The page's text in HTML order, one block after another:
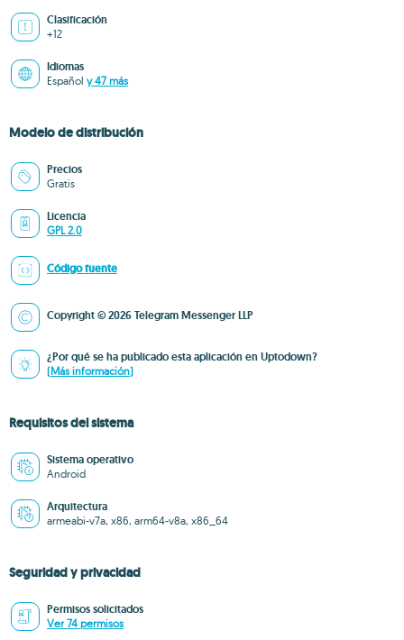
Clasificación
+12
Idiomas
Español y 47 más
Modelo de distribución
Precios
Gratis
Licencia
GPL 2.0
Código fuente
Copyright © 2026 Telegram Messenger LLP
¿Por qué se ha publicado esta aplicación en Uptodown?
(Más información)
Requisitos del sistema
Sistema operativo
Android
Arquitectura
armeabi-v7a, x86, arm64-v8a, x86_64
Seguridad y privacidad
Permisos solicitados
Ver 74 permisos